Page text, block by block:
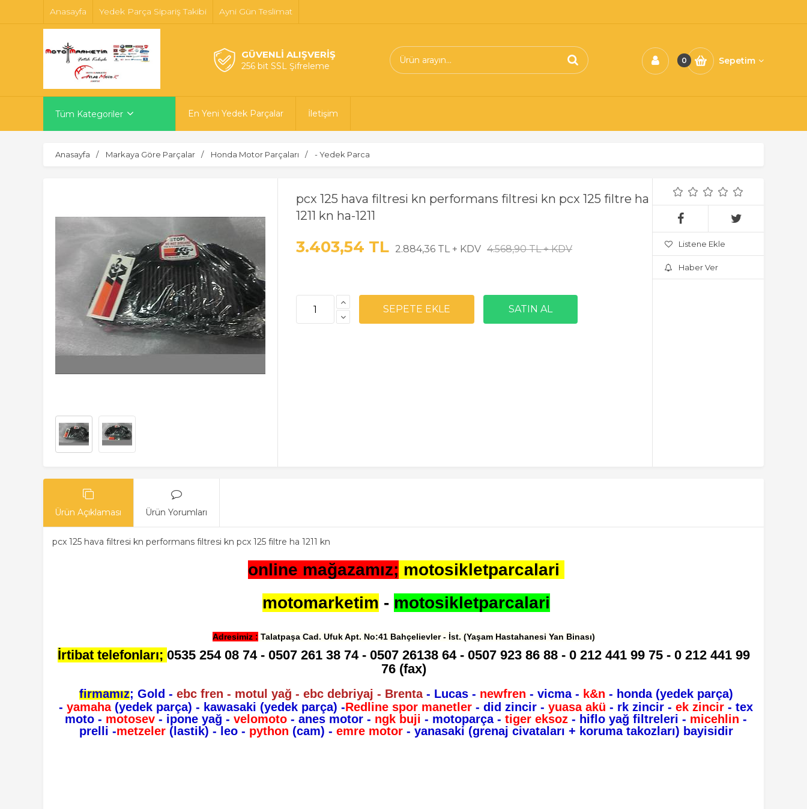
Anasayfa Yedek Parça Sipariş Takibi Ayni Gün Teslimat
GÜVENLİ ALIŞVERİŞ
256 bit SSL Şifreleme
0 Sepetim
Tüm Kategoriler En Yeni Yedek Parçalar İletişim
Anasayfa Markaya Göre Parçalar Honda Motor Parçaları - Yedek Parca
pcx 125 hava filtresi kn performans filtresi kn pcx 125 filtre ha
1211 kn ha-1211
3.403,54 TL 2.884,36 TL + KDV 4.568,90 TL + KDV Listene Ekle
Haber Ver
Ürün Açıklaması Ürün Yorumları
pcx 125 hava filtresi kn performans filtresi kn pcx 125 filtre ha 1211 kn
online mağazamız; motosikletparcalari
motomarketim - motosikletparcalari
Adresimiz : Talatpaşa Cad. Ufuk Apt. No:41 Bahçelievler - İst. (Yaşam Hastahanesi Yan Binası)
İrtibat telefonları; 0535 254 08 74 - 0507 261 38 74 - 0507 26138 64 - 0507 923 86 88 - 0 212 441 99 75 - 0 212 441 99
76 (fax)
firmamız; Gold - ebc fren - motul yağ - ebc debriyaj - Brenta- Lucas - newfren - vicma - k&n - honda (yedek parça)
- yamaha (yedek parça) - kawasaki (yedek parça) -Redline spor manetler - did zincir - yuasa akü - rk zincir - ek zincir - tex
moto - motosev - ipone yağ - velomoto - anes motor - ngk buji - motoparça - tiger eksoz - hiflo yağ filtreleri - micehlin -
prelli -metzeler(lastik) - leo - python (cam) - emre motor- yanasaki (grenaj civataları + koruma takozları) bayisidir